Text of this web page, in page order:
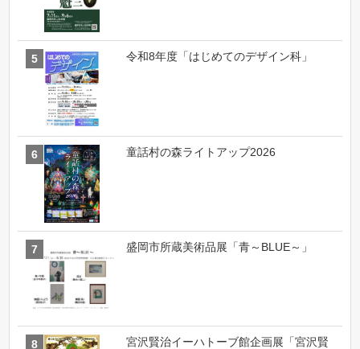
令和8年度「はじめてのデザイン科」
童話村の森ライトアップ2026
盛岡市所蔵美術品展「青～BLUE～」
宮沢賢治イーハトーブ館企画展「宮沢賢